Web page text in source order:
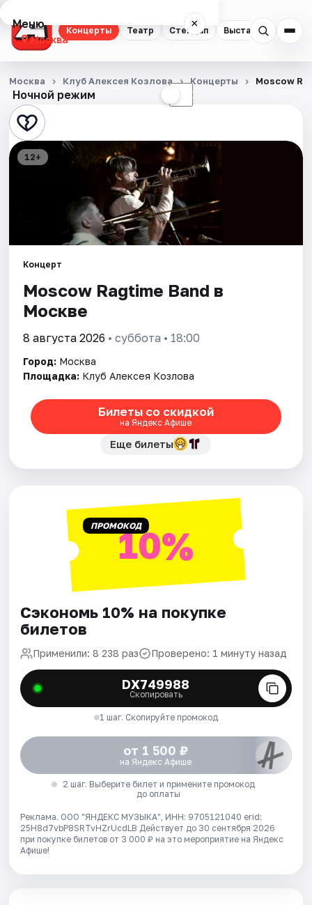
Концерты Театр Стендап Выставки
Меню ×
Москва
Концерты
Театр
Стендап
Экскурсии
Спорт
События
Города
Площадки
Артисты
Ночной режим ☾
Москва Клуб Алексея Козлова Концерты Moscow
12+
Концерт
Moscow Ragtime Band в
Москве
8 августа 2026 • суббота • 18:00
Город: Москва
Площадка: Клуб Алексея Козлова
Билеты со скидкой
на Яндекс Афише
Еще билеты
ПРОМОКОД10%
Сэкономь 10% на покупке
билетов
Применили: 8 238 раз Проверено: 1 минуту назад
DX749988
Скопировать
1 шаг. Скопируйте промокод
от 1 500 ₽
на Яндекс Афише
2 шаг. Выберите билет и примените промокод
до оплаты
Реклама. ООО "ЯНДЕКС МУЗЫКА", ИНН: 9705121040 erid:
25H8d7vbP8SRTvHZrUcdLB Действует до 30 сентября 2026
при покупке билетов от 3 000 ₽ на это мероприятие на Яндекс
Афише!